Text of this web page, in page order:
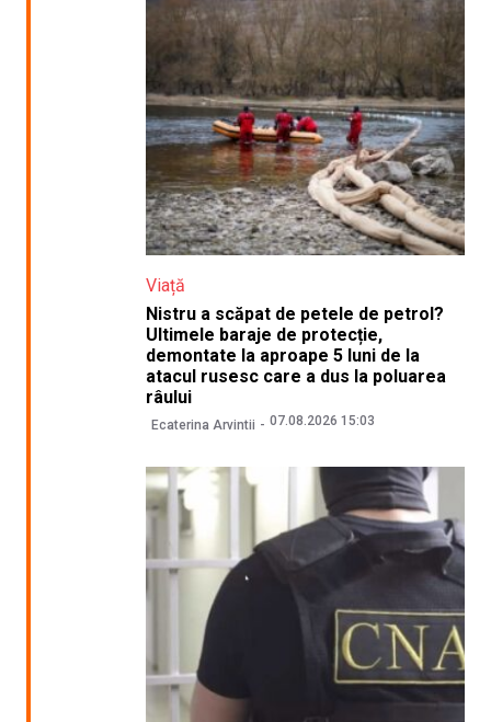
Viață
Nistru a scăpat de petele de petrol?
Ultimele baraje de protecție,
demontate la aproape 5 luni de la
atacul rusesc care a dus la poluarea
râului
Ecaterina Arvintii 07.08.2026 15:03